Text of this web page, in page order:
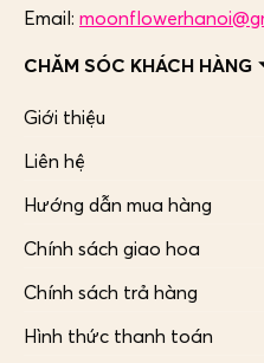
Email:
CHĂM SÓC KHÁCH HÀNG
Giới thiệu
Liên hệ
Hướng dẫn mua hàng
Chính sách giao hoa
Chính sách trả hàng
Hình thức thanh toán